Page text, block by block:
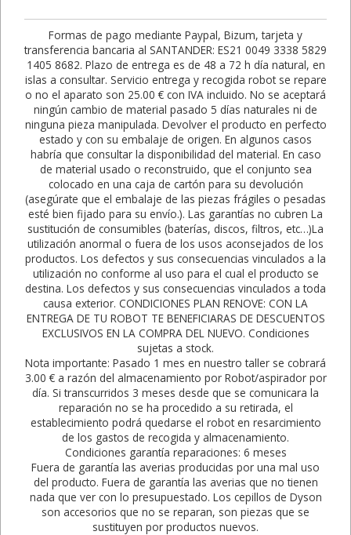
Formas de pago mediante Paypal, Bizum, tarjeta y
transferencia bancaria al SANTANDER: ES21 0049 3338 5829
1405 8682. Plazo de entrega es de 48 a 72 h día natural, en
islas a consultar. Servicio entrega y recogida robot se repare
o no el aparato son 25.00 € con IVA incluido. No se aceptará
ningún cambio de material pasado 5 días naturales ni de
ninguna pieza manipulada. Devolver el producto en perfecto
estado y con su embalaje de origen. En algunos casos
habría que consultar la disponibilidad del material. En caso
de material usado o reconstruido, que el conjunto sea
colocado en una caja de cartón para su devolución
(asegúrate que el embalaje de las piezas frágiles o pesadas
esté bien fijado para su envío.). Las garantías no cubren La
sustitución de consumibles (baterías, discos, filtros, etc…)La
utilización anormal o fuera de los usos aconsejados de los
productos. Los defectos y sus consecuencias vinculados a la
utilización no conforme al uso para el cual el producto se
destina. Los defectos y sus consecuencias vinculados a toda
causa exterior. CONDICIONES PLAN RENOVE: CON LA
ENTREGA DE TU ROBOT TE BENEFICIARAS DE DESCUENTOS
EXCLUSIVOS EN LA COMPRA DEL NUEVO. Condiciones
sujetas a stock.
Nota importante: Pasado 1 mes en nuestro taller se cobrará
3.00 € a razón del almacenamiento por Robot/aspirador por
día. Si transcurridos 3 meses desde que se comunicara la
reparación no se ha procedido a su retirada, el
establecimiento podrá quedarse el robot en resarcimiento
de los gastos de recogida y almacenamiento.
Condiciones garantía reparaciones: 6 meses
Fuera de garantía las averias producidas por una mal uso
del producto. Fuera de garantía las averias que no tienen
nada que ver con lo presupuestado. Los cepillos de Dyson
son accesorios que no se reparan, son piezas que se
sustituyen por productos nuevos.